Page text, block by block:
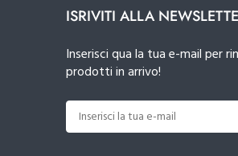
ISRIVITI ALLA
Inserisci qua la tua e-mail per
prodotti in arrivo!